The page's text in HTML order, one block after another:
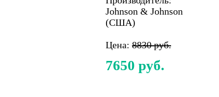
Johnson & Johnson
(США)
Цена: 8830 руб.
7650 руб.